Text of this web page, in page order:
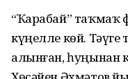
“Ҡарабай”
күңелле көй.
алынған, һуңынан